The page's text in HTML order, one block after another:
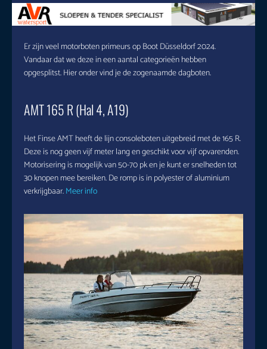
Er zijn veel motorboten primeurs op Boot Düsseldorf 2024.
Vandaar dat we deze in een aantal categorieën hebben
opgesplitst. Hier onder vind je de zogenaamde dagboten.
AMT 165 R (Hal 4, A19)
Het Finse AMT heeft de lijn consoleboten uitgebreid met de 165 R.
Deze is nog geen vijf meter lang en geschikt voor vijf opvarenden.
Motorisering is mogelijk van 50-70 pk en je kunt er snelheden tot
30 knopen mee bereiken. De romp is in polyester of aluminium
verkrijgbaar.Meer info